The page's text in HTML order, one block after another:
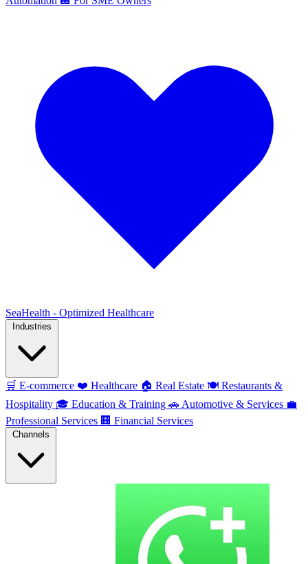
SeaHealth - Optimized Healthcare
🛒 E-commerce ❤️ Healthcare 🏠 Real Estate 🍽️ Restaurants &
Hospitality 🎓 Education & Training 🚗 Automotive & Services 💼
Professional Services 🏢 Financial Services